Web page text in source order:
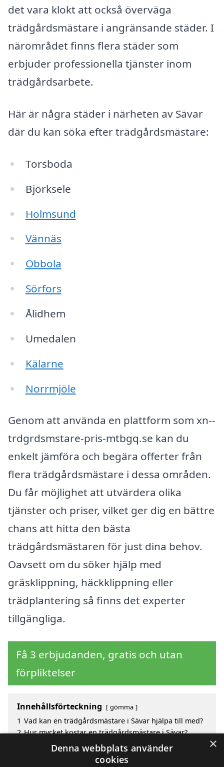
det vara klokt att också överväga
trädgårdsmästare i angränsande städer. I
närområdet finns flera städer som
erbjuder professionella tjänster inom
trädgårdsarbete.
Här är några städer i närheten av Sävar
där du kan söka efter trädgårdsmästare:
Torsboda
Björksele
Holmsund
Vännäs
Obbola
Sörfors
Ålidhem
Umedalen
Kälarne
Norrmjöle
Genom att använda en plattform som xn--
trdgrdsmstare-pris-mtbgq.se kan du
enkelt jämföra och begära offerter från
flera trädgårdsmästare i dessa områden.
Du får möjlighet att utvärdera olika
tjänster och priser, vilket ger dig en bättre
chans att hitta den bästa
trädgårdsmästaren för just dina behov.
Oavsett om du söker hjälp med
gräsklippning, häckklippning eller
trädplantering så finns det experter
tillgängliga.
Få 3 erbjudanden, gratis och utan
förpliktelser
Innehållsförteckning gömma
1 Vad kan en trädgårdsmästare i Sävar hjälpa till med?
2 Hur mycket kostar en trädgårdsmästare i Sävar?
Fördelar med att välja trädgårdsmästare i Sävar
Sök efter en skicklig trädgårdsmästare i de
×
Denna webbplats använder
cookies